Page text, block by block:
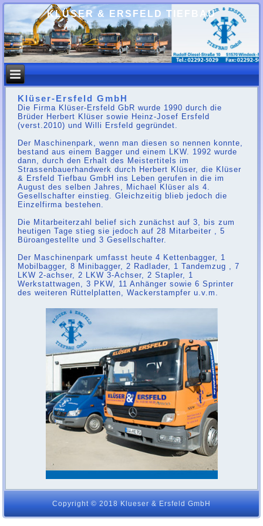
KLÜSER & ERSFELD TIEFBAU
Klüser-Ersfeld GmbH
Die Firma Klüser-Ersfeld GbR wurde 1990 durch die
Brüder Herbert Klüser sowie Heinz-Josef Ersfeld
(verst.2010) und Willi Ersfeld gegründet.
Der Maschinenpark, wenn man diesen so nennen konnte,
bestand aus einem Bagger und einem LKW. 1992 wurde
dann, durch den Erhalt des Meistertitels im
Strassenbauerhandwerk durch Herbert Klüser, die Klüser
& Ersfeld Tiefbau GmbH ins Leben gerufen in die im
August des selben Jahres, Michael Klüser als 4.
Gesellschafter einstieg. Gleichzeitig blieb jedoch die
Einzelfirma bestehen.
Die Mitarbeiterzahl belief sich zunächst auf 3, bis zum
heutigen Tage stieg sie jedoch auf 28 Mitarbeiter , 5
Büroangestellte und 3 Gesellschafter.
Der Maschinenpark umfasst heute 4 Kettenbagger, 1
Mobilbagger, 8 Minibagger, 2 Radlader, 1 Tandemzug , 7
LKW 2-achser, 2 LKW 3-Achser, 2 Stapler, 1
Werkstattwagen, 3 PKW, 11 Anhänger sowie 6 Sprinter
des weiteren Rüttelplatten, Wackerstampfer u.v.m.
Copyright © 2018 Klueser & Ersfeld GmbH